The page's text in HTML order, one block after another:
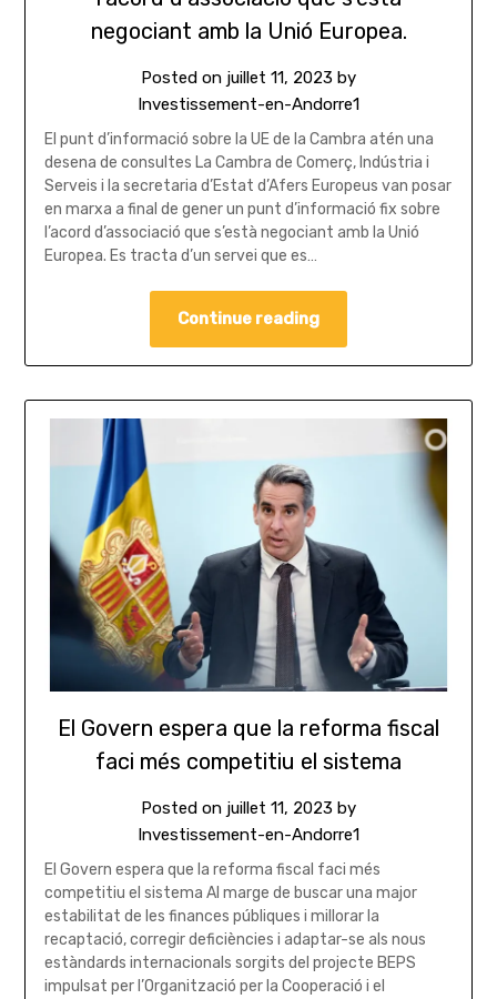
negociant amb la Unió Europea.
Posted on juillet 11, 2023 by
Investissement-en-Andorre1
El punt d’informació sobre la UE de la Cambra atén una
desena de consultes La Cambra de Comerç, Indústria i
Serveis i la secretaria d’Estat d’Afers Europeus van posar
en marxa a final de gener un punt d’informació fix sobre
l’acord d’associació que s’està negociant amb la Unió
Europea. Es tracta d’un servei que es…
Continue reading
El Govern espera que la reforma fiscal
faci més competitiu el sistema
Posted on juillet 11, 2023 by
Investissement-en-Andorre1
El Govern espera que la reforma fiscal faci més
competitiu el sistema Al marge de buscar una major
estabilitat de les finances públiques i millorar la
recaptació, corregir deficiències i adaptar-se als nous
estàndards internacionals sorgits del projecte BEPS
impulsat per l’Organització per la Cooperació i el